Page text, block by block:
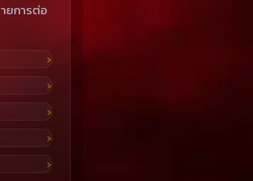
ยการต่อ